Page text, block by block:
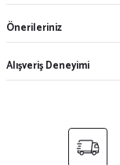
Önerileriniz
Alışveriş Deneyimi